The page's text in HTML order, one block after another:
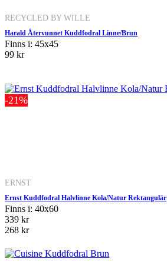
RECYCLED BY WILLE
Harald Återvunnet Kuddfodral Linne/Brun
Finns i: 45x45
99 kr
-21%
ERNST
Ernst Kuddfodral Halvlinne Kola/Natur Rektangulär
Finns i: 40x60
339 kr
268 kr